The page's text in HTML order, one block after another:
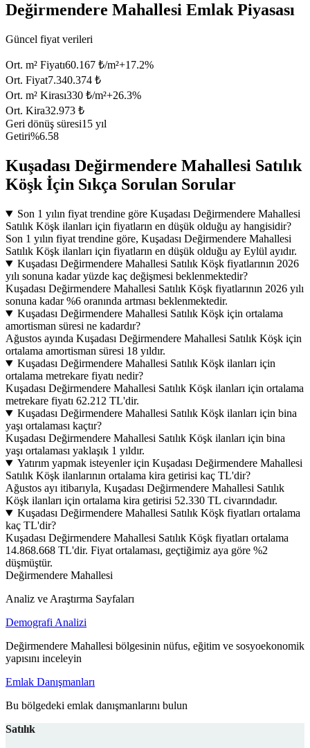
Değirmendere Mahallesi Emlak Piyasası
Güncel fiyat verileri
Ort. m² Fiyatı60.167 ₺/m²+17.2%
Ort. Fiyat7.340.374 ₺
Ort. m² Kirası330 ₺/m²+26.3%
Ort. Kira32.973 ₺
Geri dönüş süresi15 yıl
Getiri%6.58
Kuşadası Değirmendere Mahallesi Satılık
Köşk İçin Sıkça Sorulan Sorular
Son 1 yılın fiyat trendine göre Kuşadası Değirmendere Mahallesi
Satılık Köşk ilanları için fiyatların en düşük olduğu ay hangisidir?
Son 1 yılın fiyat trendine göre, Kuşadası Değirmendere Mahallesi
Satılık Köşk ilanları için fiyatların en düşük olduğu ay Eylül ayıdır.
Kuşadası Değirmendere Mahallesi Satılık Köşk fiyatlarının 2026
yılı sonuna kadar yüzde kaç değişmesi beklenmektedir?
Kuşadası Değirmendere Mahallesi Satılık Köşk fiyatlarının 2026 yılı
sonuna kadar %6 oranında artması beklenmektedir.
Kuşadası Değirmendere Mahallesi Satılık Köşk için ortalama
amortisman süresi ne kadardır?
Ağustos ayında Kuşadası Değirmendere Mahallesi Satılık Köşk için
ortalama amortisman süresi 18 yıldır.
Kuşadası Değirmendere Mahallesi Satılık Köşk ilanları için
ortalama metrekare fiyatı nedir?
Kuşadası Değirmendere Mahallesi Satılık Köşk ilanları için ortalama
metrekare fiyatı 62.212 TL'dir.
Kuşadası Değirmendere Mahallesi Satılık Köşk ilanları için bina
yaşı ortalaması kaçtır?
Kuşadası Değirmendere Mahallesi Satılık Köşk ilanları için bina
yaşı ortalaması yaklaşık 1 yıldır.
Yatırım yapmak isteyenler için Kuşadası Değirmendere Mahallesi
Satılık Köşk ilanlarının ortalama kira getirisi kaç TL'dir?
Ağustos ayı itibarıyla, Kuşadası Değirmendere Mahallesi Satılık
Köşk ilanları için ortalama kira getirisi 52.330 TL civarındadır.
Kuşadası Değirmendere Mahallesi Satılık Köşk fiyatları ortalama
kaç TL'dir?
Kuşadası Değirmendere Mahallesi Satılık Köşk fiyatları ortalama
14.868.668 TL'dir. Fiyat ortalaması, geçtiğimiz aya göre %2
düşmüştür.
Değirmendere Mahallesi
Analiz ve Araştırma Sayfaları
Demografi Analizi
Değirmendere Mahallesi bölgesinin nüfus, eğitim ve sosyoekonomik
yapısını inceleyin
Emlak Danışmanları
Bu bölgedeki emlak danışmanlarını bulun
Satılık